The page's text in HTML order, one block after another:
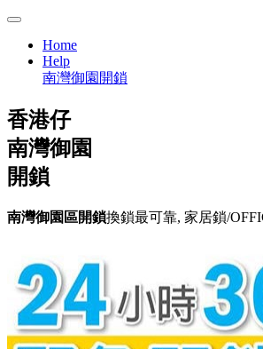
Home
Help
南灣御園開鎖
香港仔
南灣御園
開鎖
南灣御園區開鎖換鎖最可靠, 家居鎖/